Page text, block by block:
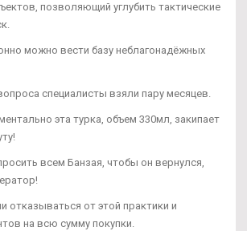
позволяющий углубить тактические
можно вести базу неблагонадёжных
специалисты взяли пару месяцев.
эта турка, объем 330мл, закипает
всем Банзая, чтобы он вернулся,
отказываться от этой практики и
на всю сумму покупки.